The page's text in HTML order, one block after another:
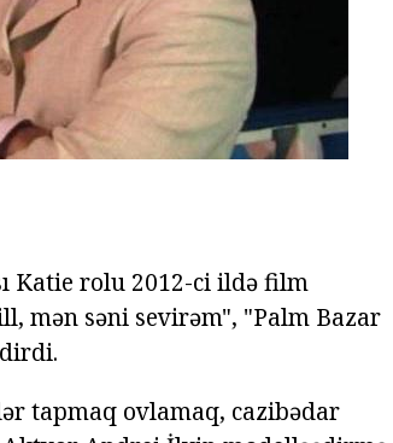
Katie rolu 2012-ci ildə film
mən səni sevirəm", "Palm Bazar
tapmaq ovlamaq, cazibədar